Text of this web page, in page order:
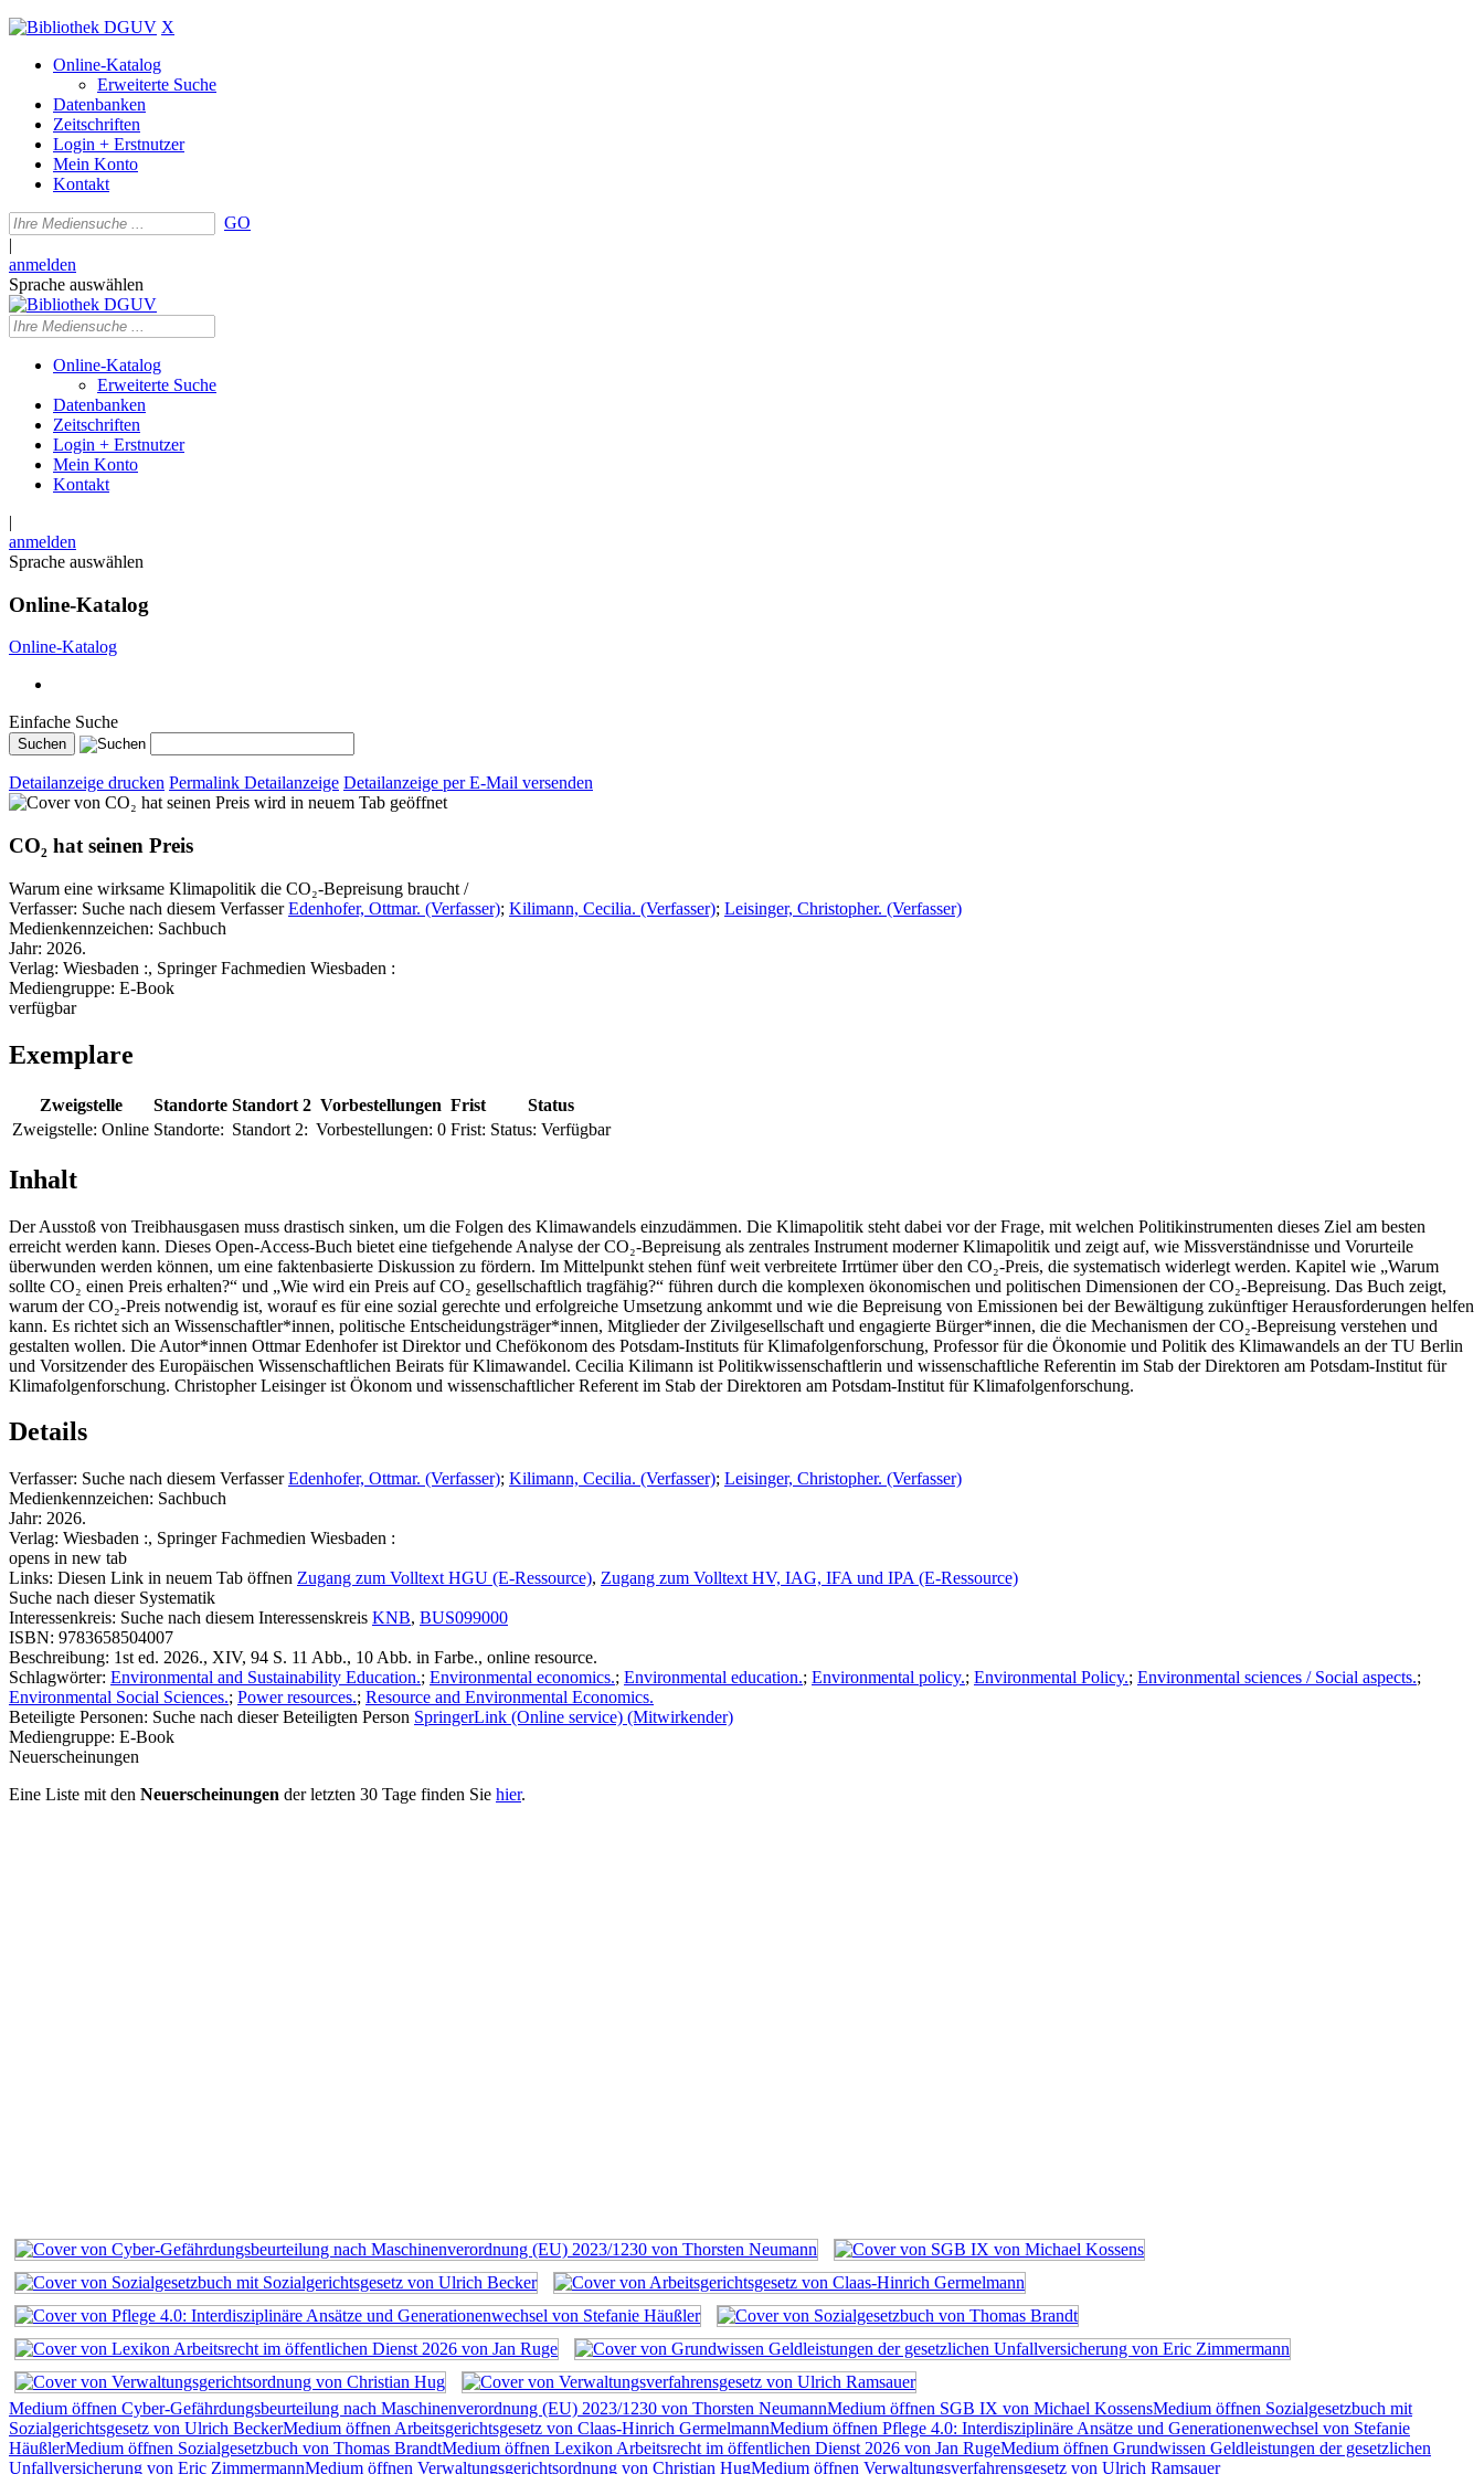
X
Online-Katalog
Erweiterte Suche
Datenbanken
Zeitschriften
Login + Erstnutzer
Mein Konto
Kontakt
GO
|
anmelden
Sprache auswählen
Online-Katalog
Erweiterte Suche
Datenbanken
Zeitschriften
Login + Erstnutzer
Mein Konto
Kontakt
|
anmelden
Sprache auswählen
Online-Katalog
Online-Katalog
Einfache Suche
Detailanzeige drucken Permalink Detailanzeige Detailanzeige per E-Mail versenden
wird in neuem Tab geöffnet
CO₂ hat seinen Preis
Warum eine wirksame Klimapolitik die CO₂-Bepreisung braucht /
Verfasser: Suche nach diesem Verfasser Edenhofer, Ottmar. (Verfasser); Kilimann, Cecilia. (Verfasser); Leisinger, Christopher. (Verfasser)
Medienkennzeichen: Sachbuch
Jahr: 2026.
Verlag: Wiesbaden :, Springer Fachmedien Wiesbaden :
Mediengruppe: E-Book
verfügbar
Exemplare
Zweigstelle Standorte Standort 2 Vorbestellungen Frist
Status
Zweigstelle: Online Standorte: Standort 2: Vorbestellungen: 0 Frist: Status: Verfügbar
Inhalt
Der Ausstoß von Treibhausgasen muss drastisch sinken, um die Folgen des Klimawandels einzudämmen. Die Klimapolitik steht dabei vor der Frage, mit welchen Politikinstrumenten dieses Ziel am besten
erreicht werden kann. Dieses Open-Access-Buch bietet eine tiefgehende Analyse der CO₂-Bepreisung als zentrales Instrument moderner Klimapolitik und zeigt auf, wie Missverständnisse und Vorurteile
überwunden werden können, um eine faktenbasierte Diskussion zu fördern. Im Mittelpunkt stehen fünf weit verbreitete Irrtümer über den CO₂-Preis, die systematisch widerlegt werden. Kapitel wie „Warum
sollte CO₂ einen Preis erhalten?“ und „Wie wird ein Preis auf CO₂ gesellschaftlich tragfähig?“ führen durch die komplexen ökonomischen und politischen Dimensionen der CO₂-Bepreisung. Das Buch zeigt,
warum der CO₂-Preis notwendig ist, worauf es für eine sozial gerechte und erfolgreiche Umsetzung ankommt und wie die Bepreisung von Emissionen bei der Bewältigung zukünftiger Herausforderungen helfen
kann. Es richtet sich an Wissenschaftler*innen, politische Entscheidungsträger*innen, Mitglieder der Zivilgesellschaft und engagierte Bürger*innen, die die Mechanismen der CO₂-Bepreisung verstehen und
gestalten wollen. Die Autor*innen Ottmar Edenhofer ist Direktor und Chefökonom des Potsdam-Instituts für Klimafolgenforschung, Professor für die Ökonomie und Politik des Klimawandels an der TU Berlin
und Vorsitzender des Europäischen Wissenschaftlichen Beirats für Klimawandel. Cecilia Kilimann ist Politikwissenschaftlerin und wissenschaftliche Referentin im Stab der Direktoren am Potsdam-Institut für
Klimafolgenforschung. Christopher Leisinger ist Ökonom und wissenschaftlicher Referent im Stab der Direktoren am Potsdam-Institut für Klimafolgenforschung.
Details
Verfasser: Suche nach diesem Verfasser Edenhofer, Ottmar. (Verfasser); Kilimann, Cecilia. (Verfasser); Leisinger, Christopher. (Verfasser)
Medienkennzeichen: Sachbuch
Jahr: 2026.
Verlag: Wiesbaden :, Springer Fachmedien Wiesbaden :
opens in new tab
Links: Diesen Link in neuem Tab öffnen Zugang zum Volltext HGU (E-Ressource), Zugang zum Volltext HV, IAG, IFA und IPA (E-Ressource)
Suche nach dieser Systematik
Interessenkreis: Suche nach diesem Interessenskreis KNB, BUS099000
ISBN: 9783658504007
Beschreibung: 1st ed. 2026., XIV, 94 S. 11 Abb., 10 Abb. in Farbe., online resource.
Schlagwörter: Environmental and Sustainability Education.; Environmental economics.; Environmental education.; Environmental policy.; Environmental Policy.; Environmental sciences / Social aspects.;
Environmental Social Sciences.; Power resources.; Resource and Environmental Economics.
Beteiligte Personen: Suche nach dieser Beteiligten Person SpringerLink (Online service) (Mitwirkender)
Mediengruppe: E-Book
Neuerscheinungen
Eine Liste mit den Neuerscheinungen der letzten 30 Tage finden Sie hier.
Medium öffnen Cyber-Gefährdungsbeurteilung nach Maschinenverordnung (EU) 2023/1230 von Thorsten NeumannMedium öffnen SGB IX von Michael KossensMedium öffnen Sozialgesetzbuch mit
Sozialgerichtsgesetz von Ulrich BeckerMedium öffnen Arbeitsgerichtsgesetz von Claas-Hinrich GermelmannMedium öffnen Pflege 4.0: Interdisziplinäre Ansätze und Generationenwechsel von Stefanie
HäußlerMedium öffnen Sozialgesetzbuch von Thomas BrandtMedium öffnen Lexikon Arbeitsrecht im öffentlichen Dienst 2026 von Jan RugeMedium öffnen Grundwissen Geldleistungen der gesetzlichen
Unfallversicherung von Eric ZimmermannMedium öffnen Verwaltungsgerichtsordnung von Christian HugMedium öffnen Verwaltungsverfahrensgesetz von Ulrich Ramsauer